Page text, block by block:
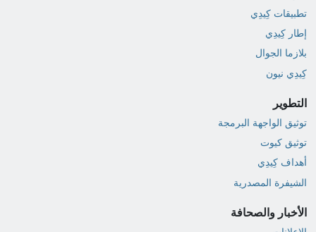
تطبيقات كِيدِي
إطار كِيدِي
بلازما الجوال
كِيدِي نيون
التطوير
توثيق الواجهة البرمجة
توثيق كيوت
أهداف كِيدِي
الشيفرة المصدرية
الأخبار والصحافة